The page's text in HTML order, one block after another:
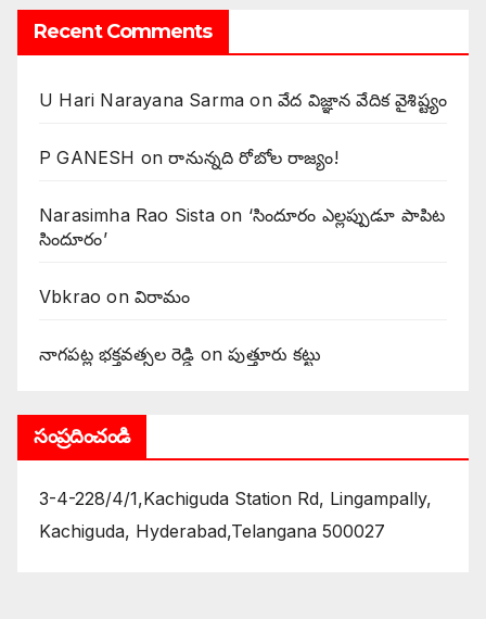
Recent Comments
U Hari Narayana Sarma onవేద విజ్ఞాన వేదిక వైశిష్ట్యం
P GANESH on‌రానున్నది రోబోల రాజ్యం!
Narasimha Rao Sistaon ‘సిందూరం ఎల్లప్పుడూ పాపిట
సిందూరం’
Vbkrao onవిరామం
నాగపట్ల భక్తవత్సల రెడ్డి onపుత్తూరు కట్టు
సంప్రదించండి
3-4-228/4/1,Kachiguda Station Rd, Lingampally,
Kachiguda, Hyderabad,Telangana 500027